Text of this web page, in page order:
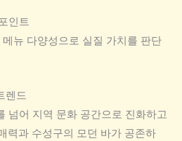
인트
뉴 다양성으로 실질 가치를 판단
렌드
넘어 지역 문화 공간으로 진화하고
력과 수성구의 모던 바가 공존하